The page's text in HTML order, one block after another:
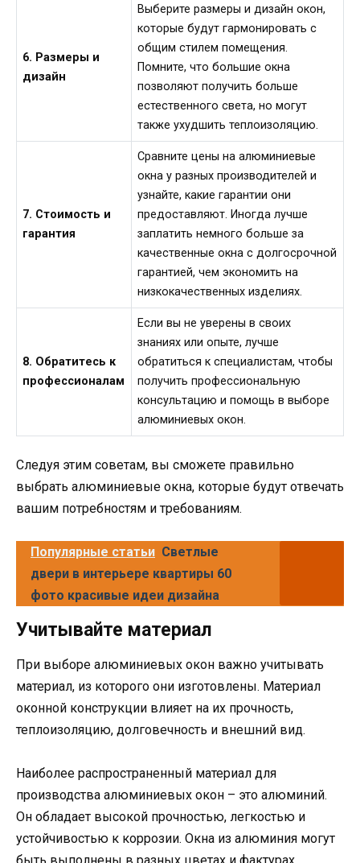
6. Размеры и
дизайн
Выберите размеры и дизайн окон,
которые будут гармонировать с
общим стилем помещения.
Помните, что большие окна
позволяют получить больше
естественного света, но могут
также ухудшить теплоизоляцию.
7. Стоимость и
гарантия
Сравните цены на алюминиевые
окна у разных производителей и
узнайте, какие гарантии они
предоставляют. Иногда лучше
заплатить немного больше за
качественные окна с долгосрочной
гарантией, чем экономить на
низкокачественных изделиях.
8. Обратитесь к
профессионалам
Если вы не уверены в своих
знаниях или опыте, лучше
обратиться к специалистам, чтобы
получить профессиональную
консультацию и помощь в выборе
алюминиевых окон.
Следуя этим советам, вы сможете правильно
выбрать алюминиевые окна, которые будут отвечать
вашим потребностям и требованиям.
Популярные статьи Светлые
двери в интерьере квартиры 60
фото красивые идеи дизайна
Учитывайте материал
При выборе алюминиевых окон важно учитывать
материал, из которого они изготовлены. Материал
оконной конструкции влияет на их прочность,
теплоизоляцию, долговечность и внешний вид.
Наиболее распространенный материал для
производства алюминиевых окон – это алюминий.
Он обладает высокой прочностью, легкостью и
устойчивостью к коррозии. Окна из алюминия могут